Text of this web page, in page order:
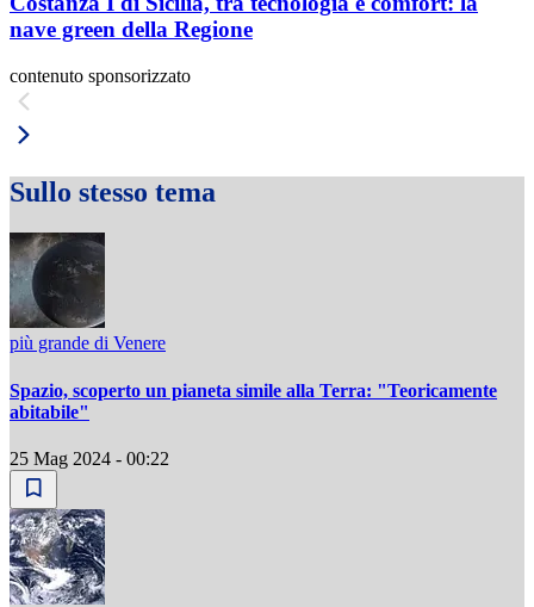
nave green della Regione
contenuto sponsorizzato
Sullo stesso tema
più grande di Venere
Spazio, scoperto un pianeta simile alla Terra: "Teoricamente
abitabile"
25 Mag 2024 - 00:22